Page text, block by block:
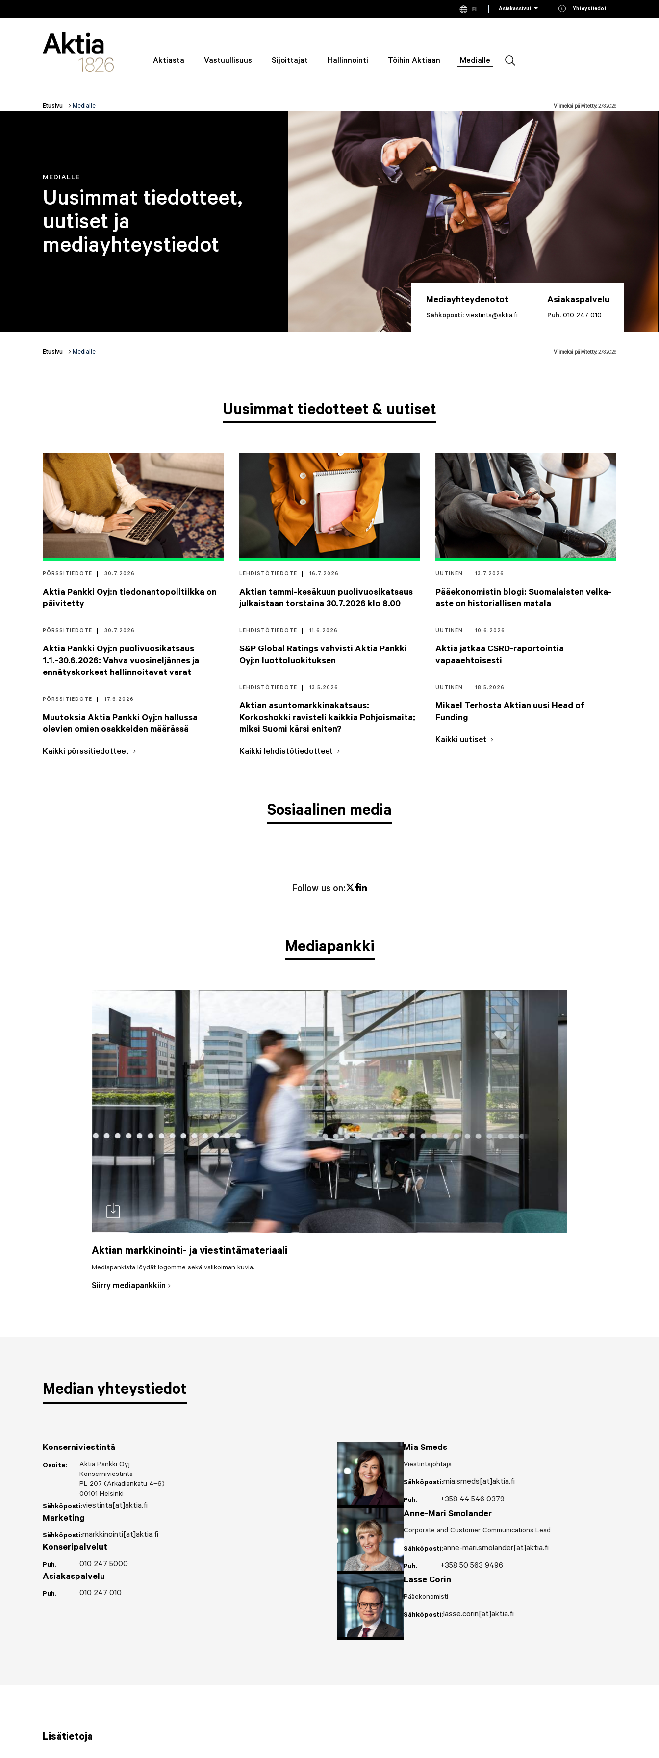
FI
Current language Finnish, click to switch language
Asiakassivut Yhteystiedot
Aktiasta Vastuullisuus Sijoittajat Hallinnointi Töihin Aktiaan Medialle Etsi
Etusivu Medialle Viimeksi päivitetty:27.3.2026
MEDIALLE
Uusimmat tiedotteet,
uutiset ja
mediayhteystiedot
Mediayhteydenotot
Sähköposti: viestinta@aktia.fi
Asiakaspalvelu
Puh. 010 247 010
Etusivu Medialle Viimeksi päivitetty:27.3.2026
Uusimmat tiedotteet & uutiset
PÖRSSITIEDOTE 30.7.2026
Aktia Pankki Oyj:n tiedonantopolitiikka on
päivitetty
PÖRSSITIEDOTE 30.7.2026
Aktia Pankki Oyj:n puolivuosikatsaus
1.1.-30.6.2026: Vahva vuosineljännes ja
ennätyskorkeat hallinnoitavat varat
PÖRSSITIEDOTE 17.6.2026
Muutoksia Aktia Pankki Oyj:n hallussa
olevien omien osakkeiden määrässä
Kaikki pörssitiedotteet
LEHDISTÖTIEDOTE 16.7.2026
Aktian tammi-kesäkuun puolivuosikatsaus
julkaistaan torstaina 30.7.2026 klo 8.00
LEHDISTÖTIEDOTE 11.6.2026
S&P Global Ratings vahvisti Aktia Pankki
Oyj:n luottoluokituksen
LEHDISTÖTIEDOTE 13.5.2026
Aktian asuntomarkkinakatsaus:
Korkoshokki ravisteli kaikkia Pohjoismaita;
miksi Suomi kärsi eniten?
Kaikki lehdistötiedotteet
UUTINEN 13.7.2026
Pääekonomistin blogi: Suomalaisten velka-
aste on historiallisen matala
UUTINEN 10.6.2026
Aktia jatkaa CSRD-raportointia
vapaaehtoisesti
UUTINEN 18.5.2026
Mikael Terhosta Aktian uusi Head of
Funding
Kaikki uutiset
Sosiaalinen media
Follow us on: Twitter
Facebook
LinkedIn
Mediapankki
Aktian markkinointi- ja viestintämateriaali
Mediapankista löydät logomme sekä valikoiman kuvia.
Siirry mediapankkiin
Median yhteystiedot
Konserniviestintä
Osoite:
Aktia Pankki Oyj
Konserniviestintä
PL 207 (Arkadiankatu 4–6)
00101 Helsinki
Sähköposti:viestinta[at]aktia.fi
Marketing
Sähköposti:markkinointi[at]aktia.fi
Konseripalvelut
Puh. 010 247 5000
Asiakaspalvelu
Puh. 010 247 010
Mia Smeds
Viestintäjohtaja
Sähköposti:mia.smeds[at]aktia.fi
Puh. +358 44 546 0379
Anne-Mari Smolander
Corporate and Customer Communications Lead
Sähköposti:anne-mari.smolander[at]aktia.fi
Puh. +358 50 563 9496
Lasse Corin
Pääekonomisti
Sähköposti:lasse.corin[at]aktia.fi
Lisätietoja